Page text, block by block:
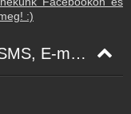
:)
Elérhetőségek - Telefonszám, SMS, E-mail, Facebook